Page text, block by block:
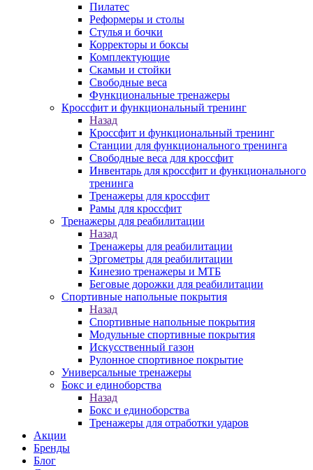
Пилатес
Реформеры и столы
Стулья и бочки
Корректоры и боксы
Комплектующие
Скамьи и стойки
Свободные веса
Функциональные тренажеры
Кроссфит и функциональный тренинг
Назад
Кроссфит и функциональный тренинг
Станции для функционального тренинга
Свободные веса для кроссфит
Инвентарь для кроссфит и функционального
тренинга
Тренажеры для кроссфит
Рамы для кроссфит
Тренажеры для реабилитации
Назад
Тренажеры для реабилитации
Эргометры для реабилитации
Кинезио тренажеры и МТБ
Беговые дорожки для реабилитации
Спортивные напольные покрытия
Назад
Спортивные напольные покрытия
Модульные спортивные покрытия
Искусственный газон
Рулонное спортивное покрытие
Универсальные тренажеры
Бокс и единоборства
Назад
Бокс и единоборства
Тренажеры для отработки ударов
Акции
Бренды
Блог